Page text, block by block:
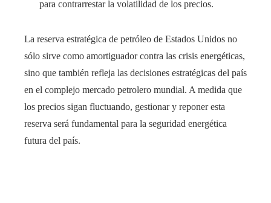
para contrarrestar la volatilidad de los precios.
La reserva estratégica de petróleo de Estados Unidos no
sólo sirve como amortiguador contra las crisis energéticas,
sino que también refleja las decisiones estratégicas del país
en el complejo mercado petrolero mundial. A medida que
los precios sigan fluctuando, gestionar y reponer esta
reserva será fundamental para la seguridad energética
futura del país.